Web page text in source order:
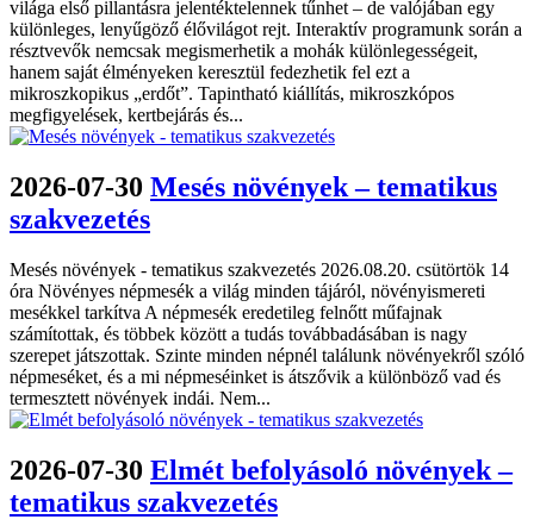
világa első pillantásra jelentéktelennek tűnhet – de valójában egy
különleges, lenyűgöző élővilágot rejt. Interaktív programunk során a
résztvevők nemcsak megismerhetik a mohák különlegességeit,
hanem saját élményeken keresztül fedezhetik fel ezt a
mikroszkopikus „erdőt”. Tapintható kiállítás, mikroszkópos
megfigyelések, kertbejárás és...
2026-07-30 Mesés növények – tematikus
szakvezetés
Mesés növények - tematikus szakvezetés 2026.08.20. csütörtök 14
óra Növényes népmesék a világ minden tájáról, növényismereti
mesékkel tarkítva A népmesék eredetileg felnőtt műfajnak
számítottak, és többek között a tudás továbbadásában is nagy
szerepet játszottak. Szinte minden népnél találunk növényekről szóló
népmeséket, és a mi népmeséinket is átszővik a különböző vad és
termesztett növények indái. Nem...
2026-07-30 Elmét befolyásoló növények –
tematikus szakvezetés